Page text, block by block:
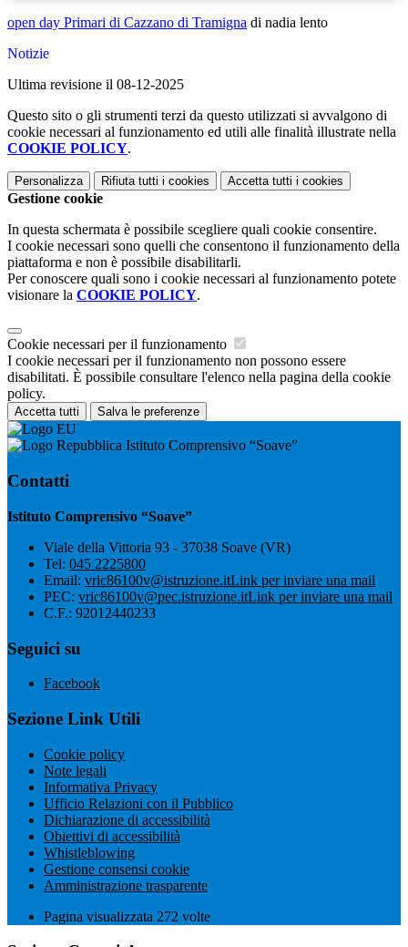
open day Primari di Cazzano di Tramigna di nadia lento
Notizie
Ultima revisione il 08-12-2025
Questo sito o gli strumenti terzi da questo utilizzati si avvalgono di
cookie necessari al funzionamento ed utili alle finalità illustrate nella
COOKIE POLICY.
Personalizza Rifiuta tutti i cookies Accetta tutti i cookies
Gestione cookie
In questa schermata è possibile scegliere quali cookie consentire.
I cookie necessari sono quelli che consentono il funzionamento della
piattaforma e non è possibile disabilitarli.
Per conoscere quali sono i cookie necessari al funzionamento potete
visionare la COOKIE POLICY.
Cookie necessari per il funzionamento
I cookie necessari per il funzionamento non possono essere
disabilitati. È possibile consultare l'elenco nella pagina della cookie
policy.
Accetta tutti Salva le preferenze
Istituto Comprensivo “Soave”
Contatti
Istituto Comprensivo “Soave”
Viale della Vittoria 93 - 37038 Soave (VR)
Tel: 045 2225800
Email: vric86100v@istruzione.itLink per inviare una mail
PEC: vric86100v@pec.istruzione.itLink per inviare una mail
C.F.: 92012440233
Seguici su
Facebook
Sezione Link Utili
Cookie policy
Note legali
Informativa Privacy
Ufficio Relazioni con il Pubblico
Dichiarazione di accessibilità
Obiettivi di accessibilità
Whistleblowing
Gestione consensi cookie
Amministrazione trasparente
Pagina visualizzata 272 volte